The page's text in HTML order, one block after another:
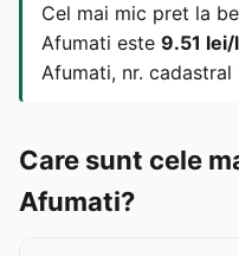
Cel mai mic pret la
Afumati este 9.51
Afumati, nr. cadastral
Care sunt cele
Afumati?